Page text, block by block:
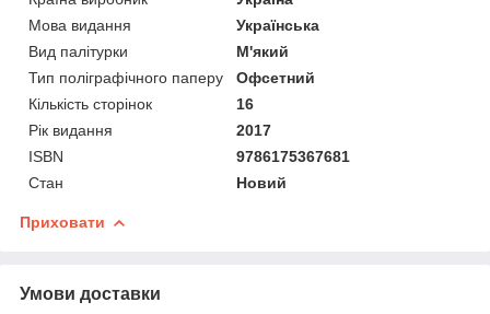
Мова видання
Українська
Вид палітурки
М'який
Тип поліграфічного паперу
Офсетний
Кількість сторінок
16
Рік видання
2017
ISBN
9786175367681
Стан
Новий
Приховати
Умови доставки